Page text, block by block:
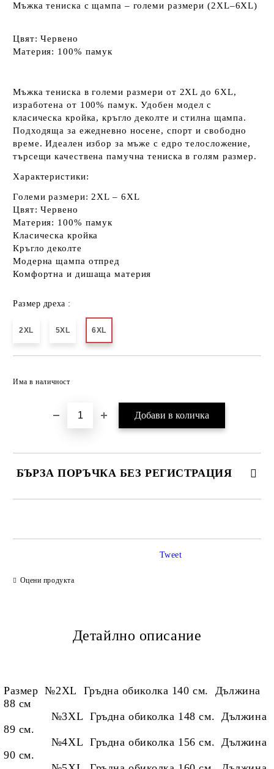
Мъжка тениска с щампа – големи размери (2XL–6XL)
Цвят: Червено
Материя: 100% памук
Мъжка тениска в големи размери от 2XL до 6XL,
изработена от 100% памук. Удобен модел с
класическа кройка, кръгло деколте и стилна щампа.
Подходяща за ежедневно носене, спорт и свободно
време. Идеален избор за мъже с едро телосложение,
търсещи качествена памучна тениска в голям размер.
Характеристики:
Големи размери: 2XL – 6XL
Цвят: Червено
Материя: 100% памук
Класическа кройка
Кръгло деколте
Модерна щампа отпред
Комфортна и дишаща материя
Размер дреха :
2XL 5XL 6XL
Има в наличност
БЪРЗА ПОРЪЧКА БЕЗ РЕГИСТРАЦИЯ
Оцени продукта
Tweet
Детайлно описание
Размер №2XL Гръдна обиколка 140 см. Дължина
88 см
№3XL Гръдна обиколка 148 см. Дължина
89 см.
№4XL Гръдна обиколка 156 см. Дължина
90 см.